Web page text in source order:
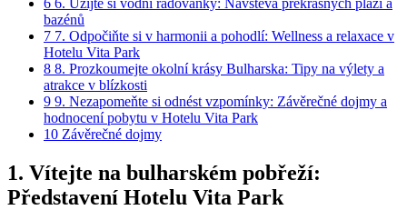
bazénů
7 7. Odpočiňte si v harmonii a pohodlí: Wellness a relaxace v
Hotelu Vita Park
8 8. Prozkoumejte okolní krásy Bulharska: Tipy na výlety a
atrakce v blízkosti
9 9. Nezapomeňte si odnést vzpomínky: Závěrečné dojmy a
hodnocení pobytu v Hotelu Vita Park
10 Závěrečné dojmy
1. Vítejte na bulharském pobřeží:
Představení Hotelu Vita Park